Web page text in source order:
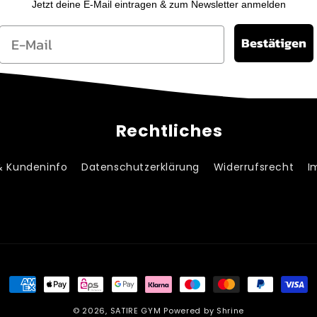
Jetzt deine E-Mail eintragen & zum Newsletter anmelden
Bestätigen
Rechtliches
Kundeninfo Datenschutzerklärung Widerrufsrecht
Zahlungsmethoden
© 2026, SATIRE GYM Powered by Shrine